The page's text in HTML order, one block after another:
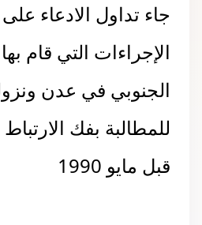
جاء تداول الادعاء
الإجراءات التي قام بها
الجنوبي في عدن
للمطالبة بفك
قبل مايو 1990